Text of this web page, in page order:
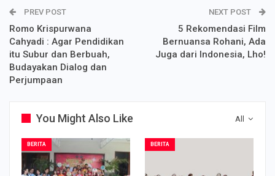
PREV POST
Romo Krispurwana
Cahyadi : Agar Pendidikan
itu Subur dan Berbuah,
Budayakan Dialog dan
Perjumpaan
NEXT POST
5 Rekomendasi Film
Bernuansa Rohani, Ada
Juga dari Indonesia, Lho!
All
You Might Also Like
BERITA BERITA